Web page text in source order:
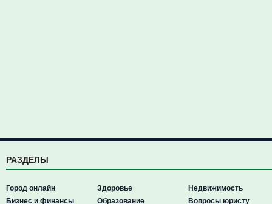
РАЗДЕЛЫ
Город онлайн
Бизнес и финансы
Здоровье
Образование
Недвижимость
Вопросы юристу